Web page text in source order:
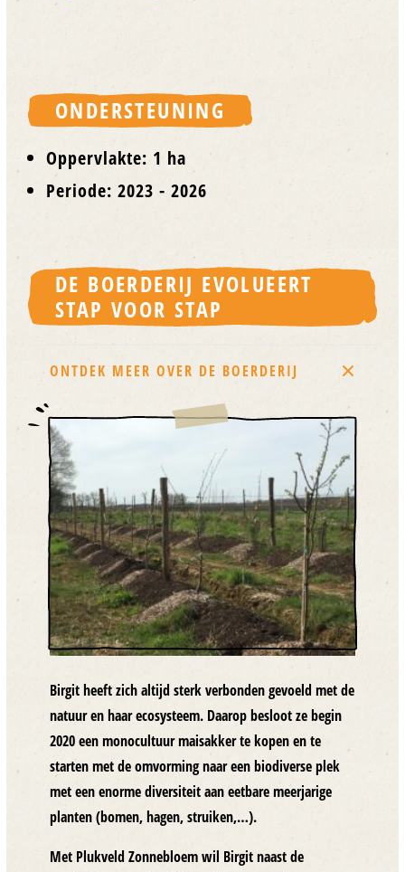
ONDERSTEUNING
Oppervlakte: 1 ha
Periode: 2023 - 2026
DE BOERDERIJ EVOLUEERT
STAP VOOR STAP
ONTDEK MEER OVER DE BOERDERIJ
Birgit heeft zich altijd sterk verbonden gevoeld met de
natuur en haar ecosysteem. Daarop besloot ze begin
2020 een monocultuur maisakker te kopen en te
starten met de omvorming naar eenbiodiverse plek
met een enorme diversiteit aan eetbare meerjarige
planten (bomen, hagen, struiken,…).
MetPlukveld Zonnebloemwil Birgit naast de